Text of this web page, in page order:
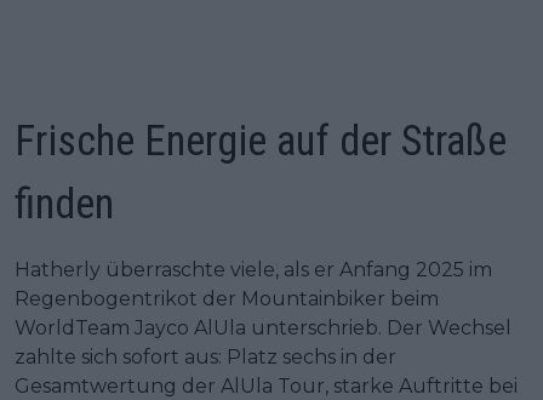
Frische Energie auf der Straße
finden
Hatherly überraschte viele, als er Anfang 2025 im
Regenbogentrikot der Mountainbiker beim
WorldTeam Jayco AlUla unterschrieb. Der Wechsel
zahlte sich sofort aus: Platz sechs in der
Gesamtwertung der AlUla Tour, starke Auftritte bei